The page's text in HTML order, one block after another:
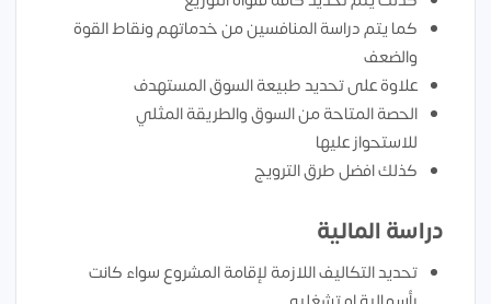
كما يتم دراسة المنافسين من خدماتهم ونقاط القوة
والضعف
علاوة على تحديد طبيعة السوق المستهدف
الحصة المتاحة من السوق والطريقة المثلي
للاستحواز عليها
كذلك افضل طرق الترويج
دراسة المالية
تحديد التكاليف اللازمة لإقامة المشروع سواء كانت